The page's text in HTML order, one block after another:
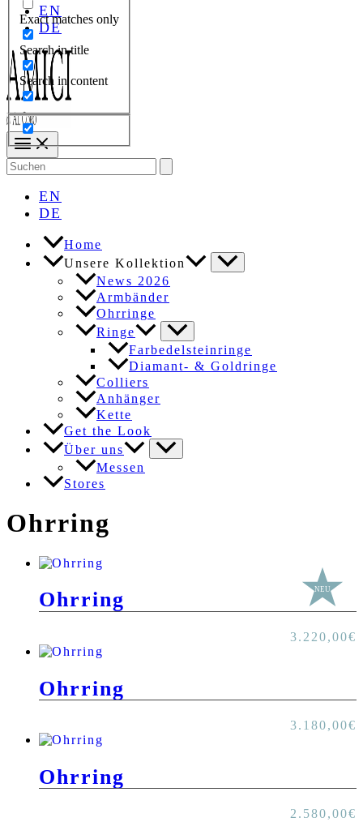
Exact matches only
Search in title
Search in content
EN
DE
Search
for:
EN
DE
Home
Unsere Kollektion
News 2026
Armbänder
Ohrringe
Ringe
Farbedelsteinringe
Diamant- & Goldringe
Colliers
Anhänger
Kette
Get the Look
Über uns
Messen
Stores
Ohrring
Ohrring
3.220,00€
Ohrring
3.180,00€
Ohrring
2.580,00€